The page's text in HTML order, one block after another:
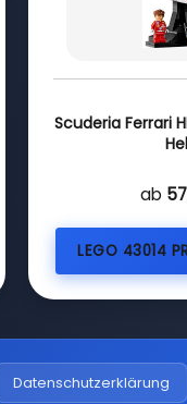
Scuderia Ferrari
ab
LEGO 43014
Datenschutzerklärung